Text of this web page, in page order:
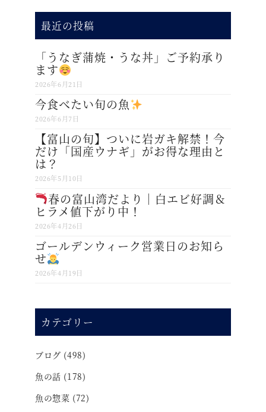
最近の投稿
「うなぎ蒲焼・うな丼」ご予約承り
ます
2026年6月21日
今食べたい旬の魚
2026年6月7日
【富山の旬】ついに岩ガキ解禁！今
だけ「国産ウナギ」がお得な理由と
は？
2026年5月10日
春の富山湾だより｜白エビ好調＆
ヒラメ値下がり中！
2026年4月26日
ゴールデンウィーク営業日のお知ら
せ
2026年4月19日
カテゴリー
ブログ (498)
魚の話 (178)
魚の惣菜 (72)